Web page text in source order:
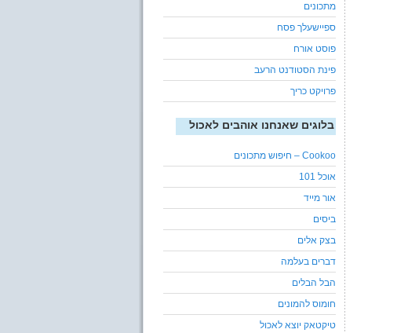
מתכונים
ספיישעלך פסח
פוסט אורח
פינת הסטודנט הרעב
פרויקט כריך
בלוגים שאנחנו אוהבים לאכול
Cookoo – חיפוש מתכונים
אוכל 101
אור מייד
ביסים
בצק אלים
דברים בעלמה
הבל הבלים
חומוס להמונים
טיקטאק יוצא לאכול